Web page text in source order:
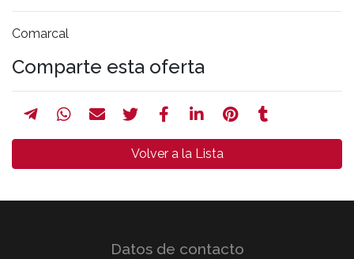
Comarcal
Comparte esta oferta
Volver a la Lista
Datos de contacto